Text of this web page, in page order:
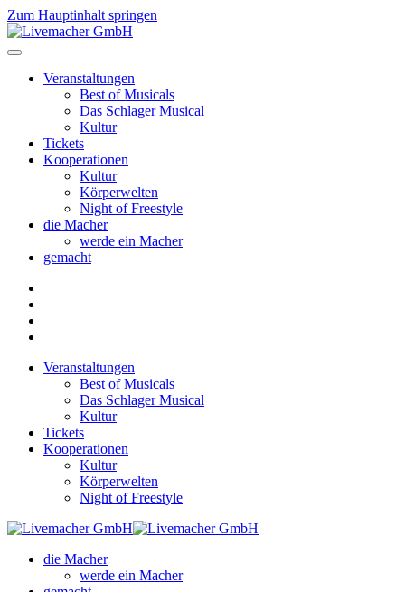
Zum Hauptinhalt springen
Veranstaltungen
Best of Musicals
Das Schlager Musical
Kultur
Tickets
Kooperationen
Kultur
Körperwelten
Night of Freestyle
die Macher
werde ein Macher
gemacht
Veranstaltungen
Best of Musicals
Das Schlager Musical
Kultur
Tickets
Kooperationen
Kultur
Körperwelten
Night of Freestyle
die Macher
werde ein Macher